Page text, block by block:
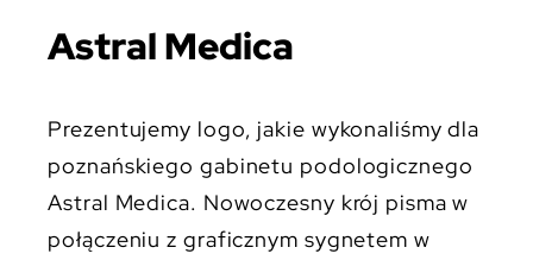
Astral Medica
Prezentujemy logo, jakie wykonaliśmy dla
poznańskiego gabinetu podologicznego
Astral Medica. Nowoczesny krój pisma w
połączeniu z graficznym sygnetem w